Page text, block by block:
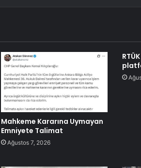
Mahkeme Kararına Uymayan
Emniyete Talimat
Ağustos 7, 2026